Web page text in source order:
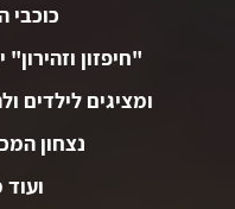
"חיפזון
ומציגים לילדים
נצחון